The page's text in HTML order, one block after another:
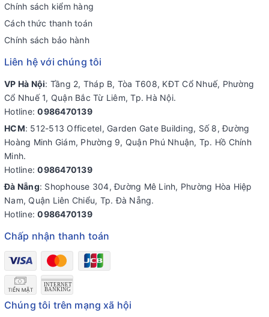
Chính sách kiểm hàng
Cách thức thanh toán
Chính sách bảo hành
Liên hệ với chúng tôi
VP Hà Nội: Tầng 2, Tháp B, Tòa T608, KĐT Cổ Nhuế, Phường
Cổ Nhuế 1, Quận Bắc Từ Liêm, Tp. Hà Nội.
Hotline:0986470139
HCM: 512-513 Officetel, Garden Gate Building, Số 8, Đường
Hoàng Minh Giám, Phường 9, Quận Phú Nhuận, Tp. Hồ Chính
Minh.
Hotline:0986470139
Đà Nẵng: Shophouse 304, Đường Mê Linh, Phường Hòa Hiệp
Nam, Quận Liên Chiểu, Tp. Đà Nẵng.
Hotline:0986470139
Chấp nhận thanh toán
Chúng tôi trên mạng xã hội